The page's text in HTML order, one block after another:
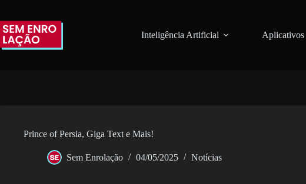
o
conteúdo
Inteligência Artificial Aplicativos
Prince of Persia, Giga Text e Mais!
Sem Enrolação 04/05/2025 Notícias